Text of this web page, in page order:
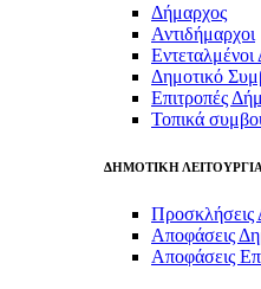
Δήμαρχος
Αντιδήμαρχοι
Εντεταλμένοι
Δημοτικό
Επιτροπές
Τοπικά
ΔΗΜΟΤΙΚΗ ΛΕΙΤΟΥΡΓΙΑ
Αποφάσεις
Αποφάσεις